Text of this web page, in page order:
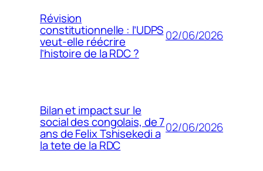
Révision
constitutionnelle : l’UDPS
veut-elle réécrire
l’histoire de la RDC ?
02/06/2026
Bilan et impact sur le
social des congolais, de 7
ans de Felix Tshisekedi a
la tete de la RDC
02/06/2026